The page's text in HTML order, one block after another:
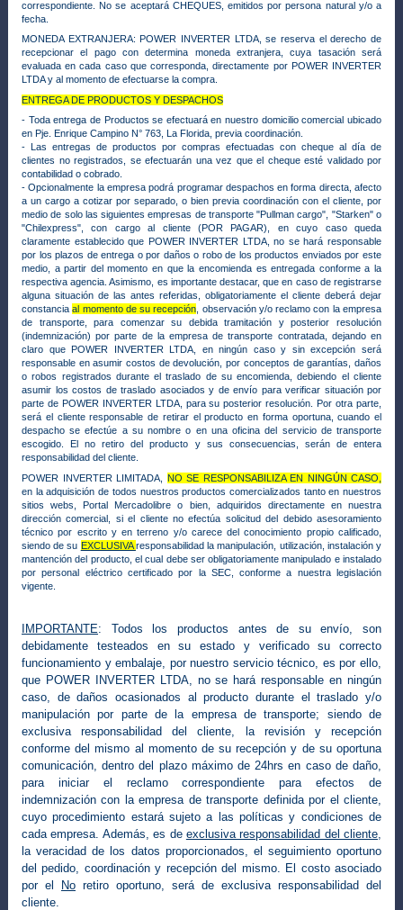
correspondiente. No se aceptará CHEQUES, emitidos por persona natural y/o a
fecha.
MONEDA EXTRANJERA:POWER INVERTER LTDA, se reserva el derecho de
recepcionar el pago con determina moneda extranjera, cuya tasación será
evaluada en cada caso que corresponda, directamente por POWER INVERTER
LTDA y al momento de efectuarse la compra.
ENTREGA DE PRODUCTOS Y DESPACHOS
- Toda entrega de Productos se efectuará en nuestro domicilio comercial ubicado
en Pje. Enrique Campino N° 763, La Florida, previa coordinación.
- Las entregas de productos por compras efectuadas con cheque al día de
clientes no registrados, se efectuarán una vez que el cheque esté validado por
contabilidad o cobrado.
- Opcionalmente la empresa podrá programar despachos en forma directa, afecto
a un cargo a cotizar por separado, o bien previa coordinación con el cliente, por
medio de solo las siguientes empresas de transporte "Pullman cargo", "Starken" o
"Chilexpress", con cargo al cliente (POR PAGAR), en cuyo caso queda
claramente establecido que POWER INVERTER LTDA,no se hará responsable
por los plazos de entrega o por daños o robo de los productos enviados por este
medio , a partir del momento en que la encomienda es entregada conforme a la
respectiva agencia. Asimismo, es importante destacar, que en caso de registrarse
alguna situación de las antes referidas, obligatoriamente el cliente deberá dejar
constanciaal momento de su recepción , observación y/o reclamo con la empresa
de transporte, para comenzar su debida tramitación y posterior resolución
(indemnización) por parte de la empresa de transporte contratada, dejando en
claro que POWER INVERTER LTDA, en ningún caso y sin excepción será
responsable en asumir costos de devolución, por conceptos de garantías, daños
o robos registrados durante el traslado de su encomienda, debiendo el cliente
asumir los costos de traslado asociados y de envío para verificar situación por
parte de POWER INVERTER LTDA, para su posterior resolución. Por otra parte,
será el cliente responsable de retirar el producto en forma oportuna, cuando el
despacho se efectúe a su nombre o en una oficina del servicio de transporte
escogido. El no retiro del producto y sus consecuencias, serán de entera
responsabilidad del cliente.
POWER INVERTER LIMITADA, NO SE RESPONSABILIZA EN NINGÚN CASO,
en la adquisición de todos nuestros productos comercializados tanto en nuestros
sitios webs,Portal Mercadolibre o bien, adquiridos directamente en nuestra
dirección comercial , si el cliente no efectúa solicitud del debido asesoramiento
técnico por escrito y en terreno y/o carece del conocimiento propio calificado,
siendo de su EXCLUSIVAresponsabilidad la manipulación, utilización, instalación y
mantención del producto, el cual debe ser obligatoriamente manipulado e instalado
por personal eléctrico certificado por la SEC, conforme a nuestra legislación
vigente.
IMPORTANTE: Todos los productos antes de su envío, son
debidamente testeados en su estado y verificado su correcto
funcionamiento y embalaje, por nuestro servicio técnico, es por ello,
que POWER INVERTER LTDA, no se hará responsable en ningún
caso, de daños ocasionados al producto durante el traslado y/o
manipulación por parte de la empresa de transporte; siendo de
exclusiva responsabilidad del cliente, la revisión y recepción
conforme del mismo al momento de su recepción y de su oportuna
comunicación, dentro del plazo máximo de 24hrs en caso de daño,
para iniciar el reclamo correspondiente para efectos de
indemnización con la empresa de transporte definida por el cliente,
cuyo procedimiento estará sujeto a las políticas y condiciones de
cada empresa. Además,es de exclusiva responsabilidad del cliente
la veracidad de los datos proporcionados, el seguimiento oportuno
del pedido, coordinación y recepción del mismo. El costo asociado
por el No retiro oportuno, será de exclusiva responsabilidad del
cliente.